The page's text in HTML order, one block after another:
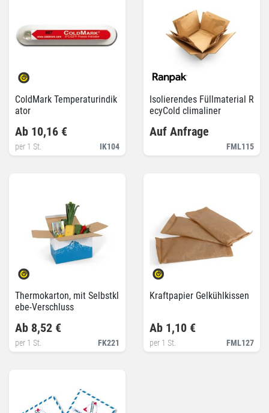
ColdMark Temperaturindik
ator
IK104
Ab 10,16 €
per 1 St.
Isolierendes Füllmaterial R
ecyCold climaliner
FML115
Auf Anfrage
Thermokarton, mit Selbstkl
ebe-Verschluss
FK221
Ab 8,52 €
per 1 St.
Kraftpapier Gelkühlkissen
FML127
Ab 1,10 €
per 1 St.